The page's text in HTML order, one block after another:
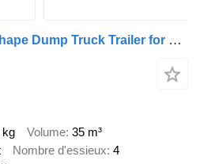
Titan 4 Axle 35CBM U Shape Dump Truck Trailer for Sale
kg Volume 35 m³
Nombre d'essieux 4